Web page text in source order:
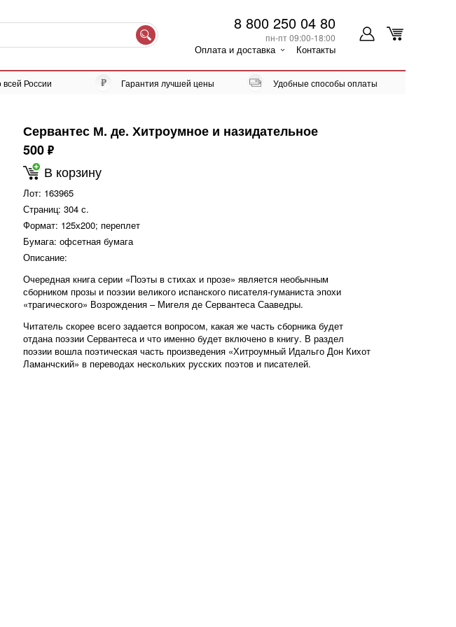
8 800 250 04 80
пн-пт 09:00-18:00
Оплата и доставка Контакты
России Гарантия лучшей цены Удобные способы оплаты
Сервантес М. де. Хитроумное и назидательное
500 ф
В корзину
Лот: 163965
Страниц: 304 с.
Формат: 125х200; переплет
Бумага: офсетная бумага
Описание:
Очередная книга серии «Поэты в стихах и прозе» является необычным
сборником прозы и поэзии великого испанского писателя-гуманиста эпохи
«трагического» Возрождения – Мигеля де Сервантеса Сааведры.
Читатель скорее всего задается вопросом, какая же часть сборника будет
отдана поэзии Сервантеса и что именно будет включено в книгу. В раздел
поэзии вошла поэтическая часть произведения «Хитроумный Идальго Дон Кихот
Ламанчский» в переводах нескольких русских поэтов и писателей.